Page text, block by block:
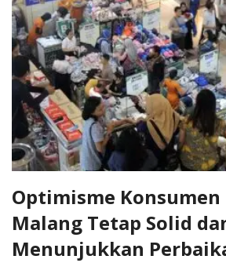
Optimisme Konsumen
Malang Tetap Solid
Menunjukkan